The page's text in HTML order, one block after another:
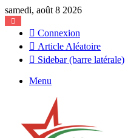
samedi, août 8 2026
Connexion
Article Aléatoire
Sidebar (barre latérale)
Menu